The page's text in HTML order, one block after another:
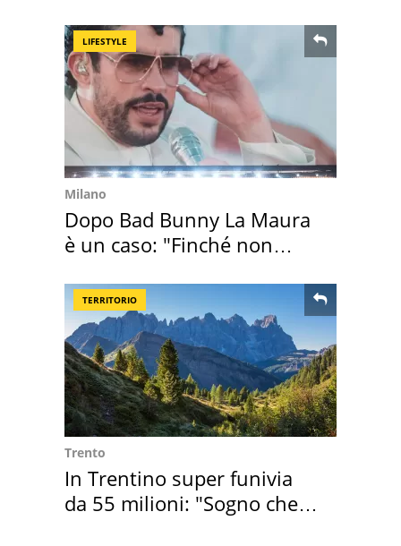
LIFESTYLE
Milano
Dopo Bad Bunny La Maura
è un caso: "Finché non
TERRITORIO
Trento
In Trentino super funivia
da 55 milioni: "Sogno che si